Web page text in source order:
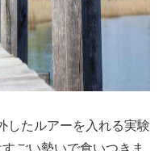
したルアーを入れる実験
ごい勢いで食いつきま